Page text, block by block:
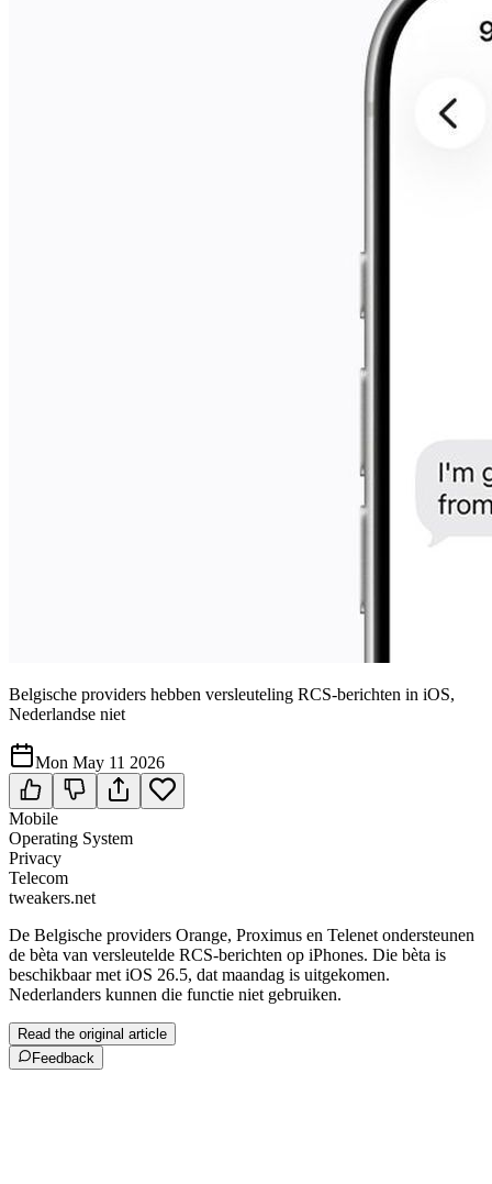
Belgische providers hebben versleuteling RCS-berichten in iOS,
Nederlandse niet
Mon May 11 2026
Mobile
Operating System
Privacy
Telecom
tweakers.net
De Belgische providers Orange, Proximus en Telenet ondersteunen
de bèta van versleutelde RCS-berichten op iPhones. Die bèta is
beschikbaar met iOS 26.5, dat maandag is uitgekomen.
Nederlanders kunnen die functie niet gebruiken.
Read the original article
Feedback